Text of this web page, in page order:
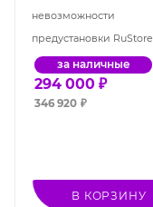
невозможности
предустановки RuStore
за наличные
294 000 ₽
346 920 ₽
В КОРЗИНУ